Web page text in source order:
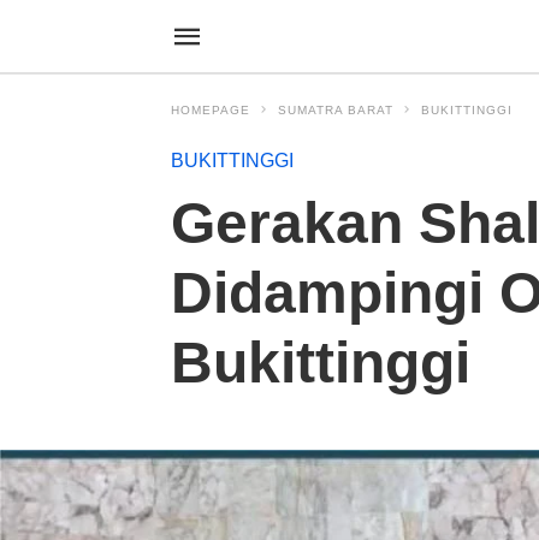
HOMEPAGE SUMATRA BARAT BUKITTINGGI
BUKITTINGGI
Gerakan
Didampingi
Bukittinggi